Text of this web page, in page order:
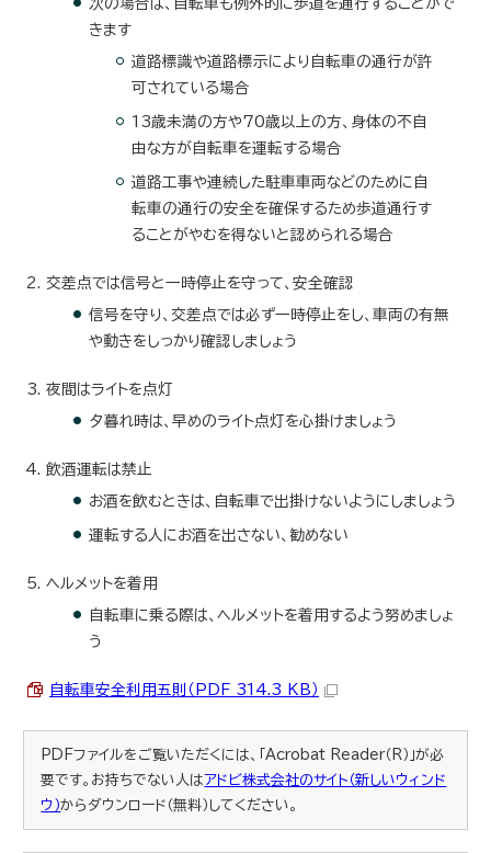
次の場合は、自転車も例外的に歩道を通行することがで
きます
道路標識や道路標示により自転車の通行が許
可されている場合
13歳未満の方や70歳以上の方、身体の不自
由な方が自転車を運転する場合
道路工事や連続した駐車車両などのために自
転車の通行の安全を確保するため歩道通行す
ることがやむを得ないと認められる場合
交差点では信号と一時停止を守って、安全確認
信号を守り、交差点では必ず一時停止をし、車両の有無
や動きをしっかり確認しましょう
夜間はライトを点灯
夕暮れ時は、早めのライト点灯を心掛けましょう
飲酒運転は禁止
お酒を飲むときは、自転車で出掛けないようにしましょう
運転する人にお酒を出さない、勧めない
ヘルメットを着用
自転車に乗る際は、ヘルメットを着用するよう努めましょ
う
自転車安全利用五則（PDF 314.3 KB）
PDFファイルをご覧いただくには、「Acrobat Reader（R）」が必
要です。お持ちでない人はアドビ株式会社のサイト（新しいウィンド
ウ）からダウンロード（無料）してください。